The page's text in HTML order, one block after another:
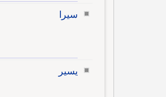
سيرا
يسير